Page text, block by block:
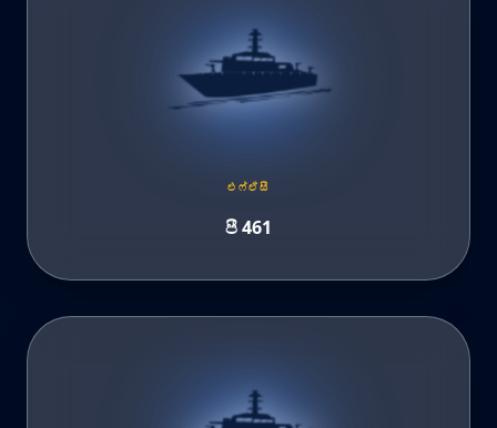
එෆ්ඒසී
පී 461